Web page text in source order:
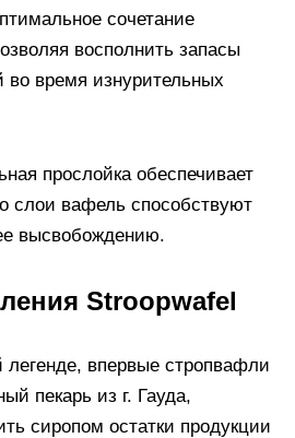
сочетание
восполнить запасы
во время изнурительных
прослойка обеспечивает
слои вафель способствуют
высвобождению.
Stroopwafel
легенде, впервые стропвафли
пекарь из г. Гауда,
сиропом остатки продукции